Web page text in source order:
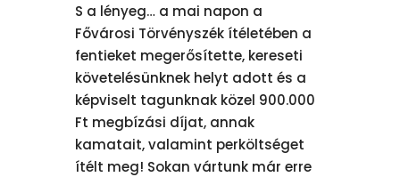
S a lényeg… a mai napon a
Fővárosi Törvényszék ítéletében a
fentieket megerősítette, kereseti
követelésünknek helyt adott és a
képviselt tagunknak közel 900.000
Ft megbízási díjat, annak
kamatait, valamint perköltséget
ítélt meg! Sokan vártunk már erre